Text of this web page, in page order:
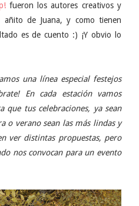
fueron los autores creativos y
añito de Juana, y como tienen
es de cuento :) ¡Y obvio lo
una línea especial festejos
En cada estación vamos
que tus celebraciones, ya sean
o verano sean las más lindas y
ver ​distintas propuestas, pero
nos convocan para un evento